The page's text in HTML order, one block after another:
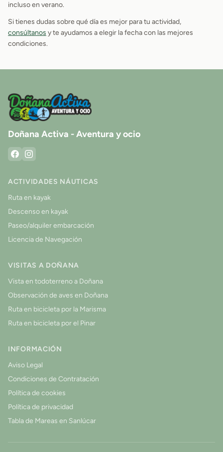
incluso en verano.
Si tienes dudas sobre qué día es mejor para tu actividad,
consúltanos y te ayudamos a elegir la fecha con las mejores
condiciones.
Doñana Activa - Aventura y ocio
ACTIVIDADES NÁUTICAS
Ruta en kayak
Descenso en kayak
Paseo/alquiler embarcación
Licencia de Navegación
VISITAS A DOÑANA
Vista en todoterreno a Doñana
Observación de aves en Doñana
Ruta en bicicleta por la Marisma
Ruta en bicicleta por el Pinar
INFORMACIÓN
Aviso Legal
Condiciones de Contratación
Política de cookies
Política de privacidad
Tabla de Mareas en Sanlúcar